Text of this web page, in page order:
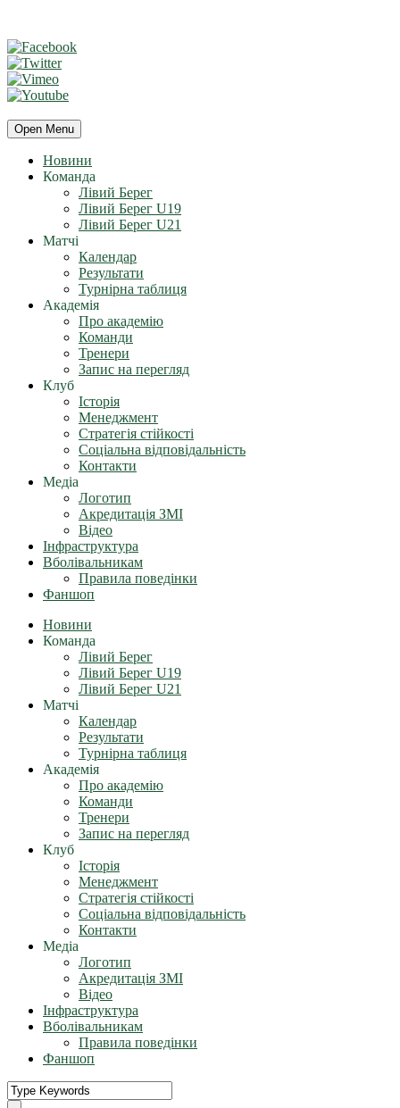
Open Menu
Новини
Команда
Лівий Берег
Лівий Берег U19
Лівий Берег U21
Матчі
Календар
Результати
Турнірна таблиця
Академія
Про академію
Команди
Тренери
Запис на перегляд
Клуб
Історія
Менеджмент
Стратегія стійкості
Соціальна відповідальність
Контакти
Медіа
Логотип
Акредитація ЗМІ
Відео
Інфраструктура
Вболівальникам
Правила поведінки
Фаншоп
Новини
Команда
Лівий Берег
Лівий Берег U19
Лівий Берег U21
Матчі
Календар
Результати
Турнірна таблиця
Академія
Про академію
Команди
Тренери
Запис на перегляд
Клуб
Історія
Менеджмент
Стратегія стійкості
Соціальна відповідальність
Контакти
Медіа
Логотип
Акредитація ЗМІ
Відео
Інфраструктура
Вболівальникам
Правила поведінки
Фаншоп